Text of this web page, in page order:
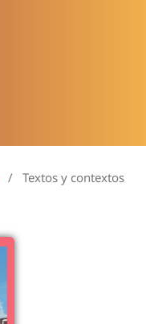
/ Textos y contextos